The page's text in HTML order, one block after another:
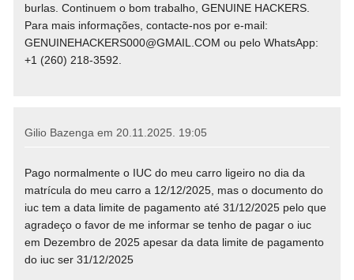
burlas. Continuem o bom trabalho, GENUINE HACKERS.
Para mais informações, contacte-nos por e-mail:
GENUINEHACKERS000@GMAIL.COM ou pelo WhatsApp:
+1 (260) 218-3592.
Gilio Bazenga em 20.11.2025. 19:05
Pago normalmente o IUC do meu carro ligeiro no dia da
matrícula do meu carro a 12/12/2025, mas o documento do
iuc tem a data limite de pagamento até 31/12/2025 pelo que
agradeço o favor de me informar se tenho de pagar o iuc
em Dezembro de 2025 apesar da data limite de pagamento
do iuc ser 31/12/2025